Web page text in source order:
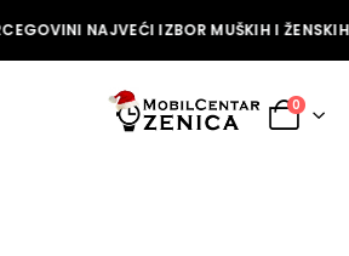
NAJVEĆI IZBOR MUŠKIH I
0